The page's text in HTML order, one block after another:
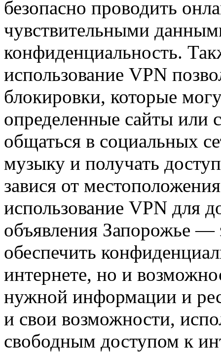
безопасно проводить
чувствительными
конфиденциальность.
использование VPN
блокировки, которые
определенные сайты или
общаться в социальных
музыку и получать
завися от
использование VPN для
объявления Запорожье —
обеспечить
интернете, но и
нужной информации и
и свои возможности,
свободным доступом к